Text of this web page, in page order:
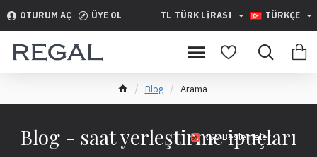
OTURUM AÇ ÜYE OL TL TÜRK LIRASI TÜRKÇE
Blog Arama
Blog - saat yerleştirme ipuçları
RSS Beslemeler